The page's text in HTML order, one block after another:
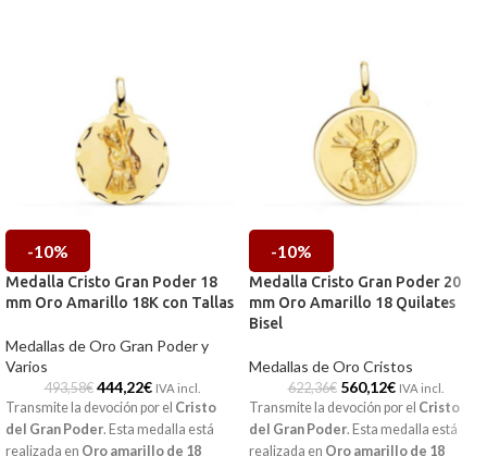
-10%
Medalla Cristo Gran Poder 18
mm Oro Amarillo 18K con Tallas
Medallas de Oro Gran Poder y
Varios
493,58€ 444,22€ IVA incl.
Transmite la devoción por el Cristo
del Gran Poder. Esta medalla está
realizada en Oro amarillo de 18
-10%
Medalla Cristo Gran Poder 20
mm Oro Amarillo 18 Quilates
Bisel
Medallas de Oro Cristos
622,36€ 560,12€ IVA incl.
Transmite la devoción por el Cristo
del Gran Poder. Esta medalla está
realizada en Oro amarillo de 18